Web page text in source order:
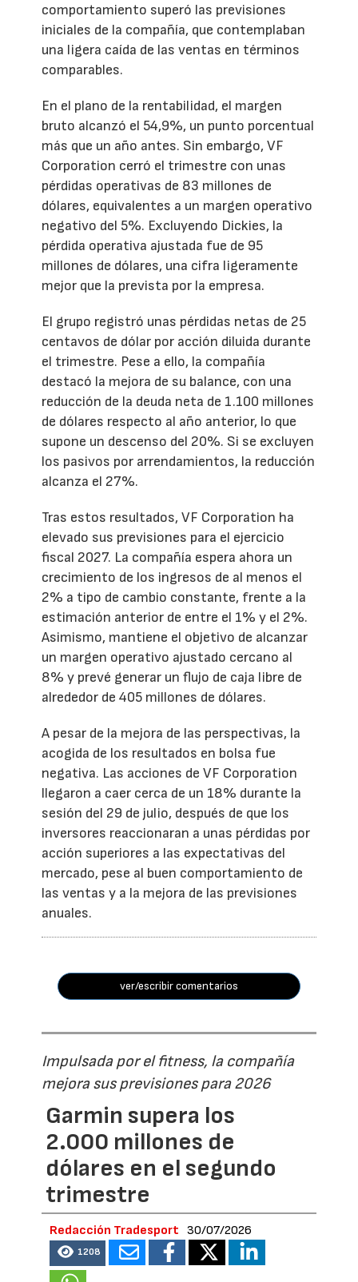
comportamiento superó las previsiones
iniciales de la compañía, que contemplaban
una ligera caída de las ventas en términos
comparables.
En el plano de la rentabilidad, el margen
bruto alcanzó el 54,9%, un punto porcentual
más que un año antes. Sin embargo, VF
Corporation cerró el trimestre con unas
pérdidas operativas de 83 millones de
dólares, equivalentes a un margen operativo
negativo del 5%. Excluyendo Dickies, la
pérdida operativa ajustada fue de 95
millones de dólares, una cifra ligeramente
mejor que la prevista por la empresa.
El grupo registró unas pérdidas netas de 25
centavos de dólar por acción diluida durante
el trimestre. Pese a ello, la compañía
destacó la mejora de su balance, con una
reducción de la deuda neta de 1.100 millones
de dólares respecto al año anterior, lo que
supone un descenso del 20%. Si se excluyen
los pasivos por arrendamientos, la reducción
alcanza el 27%.
Tras estos resultados, VF Corporation ha
elevado sus previsiones para el ejercicio
fiscal 2027. La compañía espera ahora un
crecimiento de los ingresos de al menos el
2% a tipo de cambio constante, frente a la
estimación anterior de entre el 1% y el 2%.
Asimismo, mantiene el objetivo de alcanzar
un margen operativo ajustado cercano al
8% y prevé generar un flujo de caja libre de
alrededor de 405 millones de dólares.
A pesar de la mejora de las perspectivas, la
acogida de los resultados en bolsa fue
negativa. Las acciones de VF Corporation
llegaron a caer cerca de un 18% durante la
sesión del 29 de julio, después de que los
inversores reaccionaran a unas pérdidas por
acción superiores a las expectativas del
mercado, pese al buen comportamiento de
las ventas y a la mejora de las previsiones
anuales.
ver/escribir comentarios
Impulsada por el fitness, la compañía
mejora sus previsiones para 2026
Garmin supera los
2.000 millones de
dólares en el segundo
trimestre
Redacción Tradesport 30/07/2026
1208